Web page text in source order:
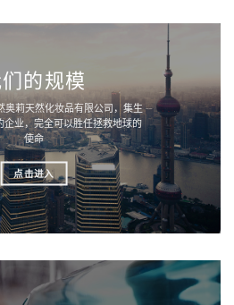
的规模
奥莉天然化妆品有限公司，集生
企业，完全可以胜任拯救地球的
使命
点击进入